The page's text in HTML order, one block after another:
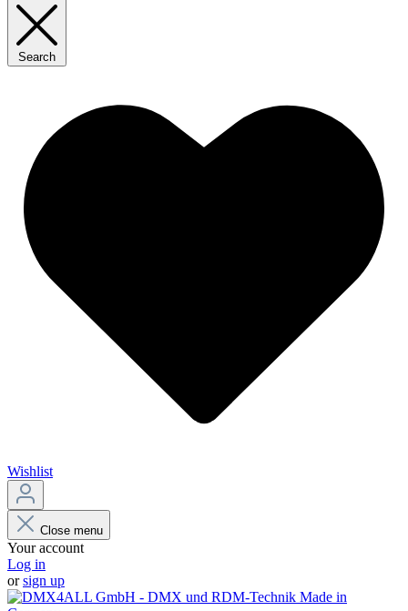
Search
Wishlist
Close menu
Your account
Log in
orsign up